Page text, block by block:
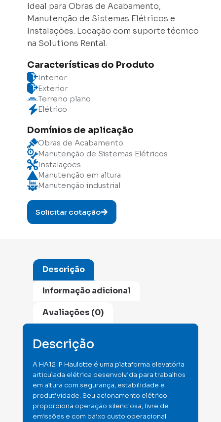
Ideal para Obras de Acabamento,
Manutenção de Sistemas Elétricos e
Instalações. Locação com suporte técnico
na Solutions Rental.
Características do Produto
Interior
Exterior
Terreno plano
Elétrico
Domínios de aplicação
Obras de Acabamento
Manutenção de Sistemas Elétricos
Instalações
Manutenção em altura
Manutenção industrial
Solicitar cotação
Descrição
Informação adicional
Avaliações (0)
Descrição
A HA12 IP Haulotte é uma plataforma elevatória
articulada elétrica desenvolvida para trabalhos
em altura com segurança, estabilidade e
produtividade. Seu acionamento elétrico
proporciona operação silenciosa, livre de
emissões e com baixo custo operacional.